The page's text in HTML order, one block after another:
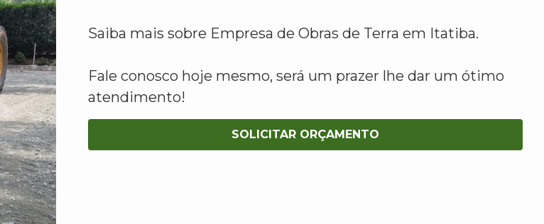
Saiba mais sobre Empresa de Obras de Terra em Itatiba.
Fale conosco hoje mesmo, será um prazer lhe dar um ótimo
atendimento!
SOLICITAR ORÇAMENTO